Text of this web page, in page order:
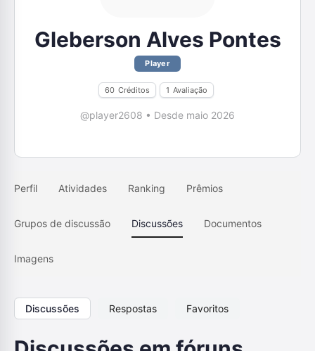
Gleberson Alves Pontes
Player
60 Créditos 1 Avaliação
@player2608 • Desde maio 2026
Perfil Atividades Ranking Prêmios
Grupos de discussão Discussões Documentos
Imagens
Discussões Respostas Favoritos